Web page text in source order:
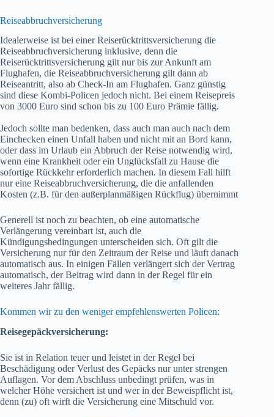
Reiseabbruchversicherung
Idealerweise ist bei einer Reiserücktrittsversicherung die
Reiseabbruchversicherung inklusive, denn die
Reiserücktrittsversicherung gilt nur bis zur Ankunft am
Flughafen, die Reiseabbruchversicherung gilt dann ab
Reiseantritt, also ab Check-In am Flughafen. Ganz günstig
sind diese Kombi-Policen jedoch nicht. Bei einem Reisepreis
von 3000 Euro sind schon bis zu 100 Euro Prämie fällig.
Jedoch sollte man bedenken, dass auch man auch nach dem
Einchecken einen Unfall haben und nicht mit an Bord kann,
oder dass im Urlaub ein Abbruch der Reise notwendig wird,
wenn eine Krankheit oder ein Unglücksfall zu Hause die
sofortige Rückkehr erforderlich machen. In diesem Fall hilft
nur eine Reiseabbruchversicherung, die die anfallenden
Kosten (z.B. für den außerplanmäßigen Rückflug) übernimmt
Generell ist noch zu beachten, ob eine automatische
Verlängerung vereinbart ist, auch die
Kündigungsbedingungen unterscheiden sich. Oft gilt die
Versicherung nur für den Zeitraum der Reise und läuft danach
automatisch aus. In einigen Fällen verlängert sich der Vertrag
automatisch, der Beitrag wird dann in der Regel für ein
weiteres Jahr fällig.
Kommen wir zu den weniger empfehlenswerten Policen:
Reisegepäckversicherung:
Sie ist in Relation teuer und leistet in der Regel bei
Beschädigung oder Verlust des Gepäcks nur unter strengen
Auflagen. Vor dem Abschluss unbedingt prüfen, was in
welcher Höhe versichert ist und wer in der Beweispflicht ist,
denn (zu) oft wirft die Versicherung eine Mitschuld vor.